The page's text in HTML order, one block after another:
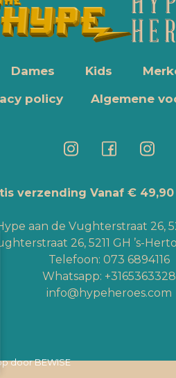
Dames Kids
policy
Algemene
verzending Vanaf € 49,90
aan de Vughterstraat 26,
26, 5211 GH ’s-
Telefoon: 073 6894116
Whatsapp: +3165363328
info@hypeheroes.com
doorBEWISE